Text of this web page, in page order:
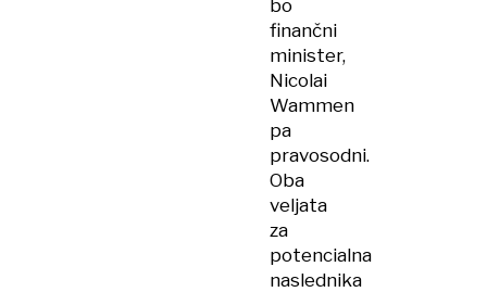
bo
finančni
minister,
Nicolai
Wammen
pa
pravosodni.
Oba
veljata
za
potencialna
naslednika